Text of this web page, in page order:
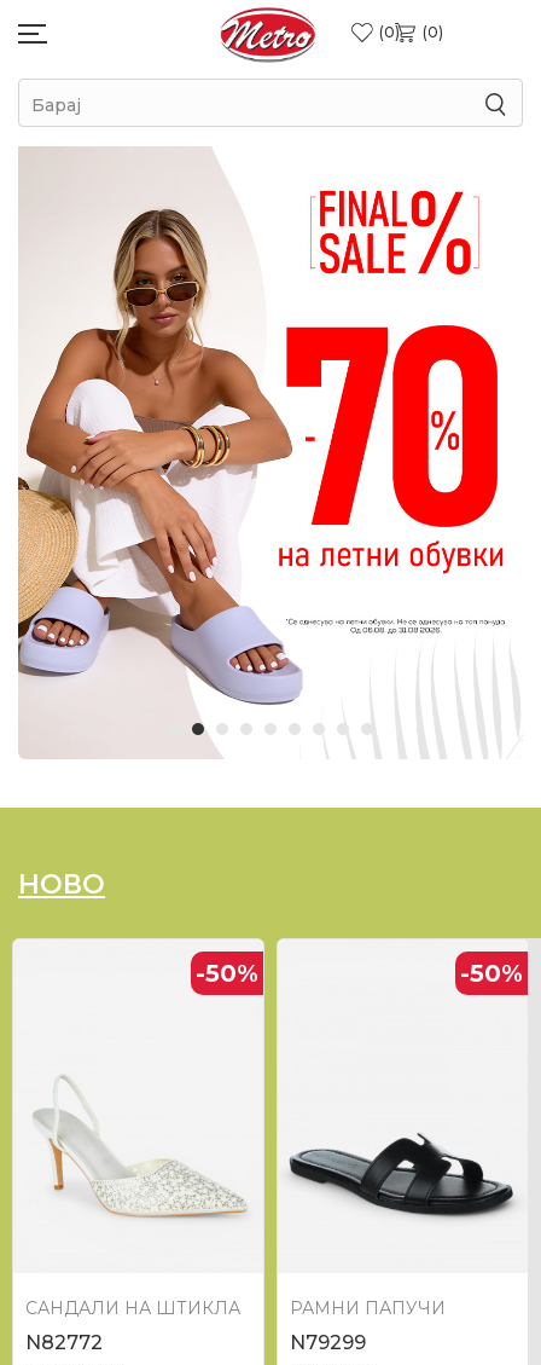
0 0
Барај
НОВО
-50%
САНДАЛИ НА ШТИКЛА
N82772
-50%
РАМНИ ПАПУЧИ
N79299